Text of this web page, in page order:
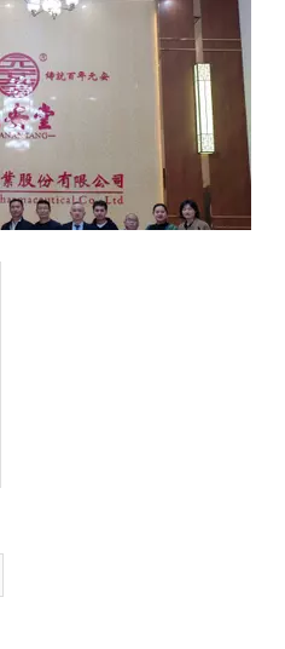
相关人员有：协会会长张修旭